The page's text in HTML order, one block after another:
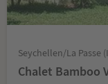
Seychellen/La Passe
Chalet Bamboo